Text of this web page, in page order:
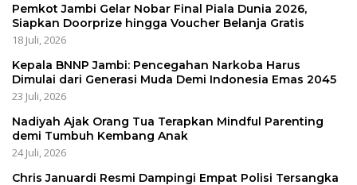
Pemkot Jambi Gelar Nobar Final Piala Dunia 2026,
Siapkan Doorprize hingga Voucher Belanja Gratis
18 Juli, 2026
Kepala BNNP Jambi: Pencegahan Narkoba Harus
Dimulai dari Generasi Muda Demi Indonesia Emas 2045
23 Juli, 2026
Nadiyah Ajak Orang Tua Terapkan Mindful Parenting
demi Tumbuh Kembang Anak
24 Juli, 2026
Chris Januardi Resmi Dampingi Empat Polisi Tersangka